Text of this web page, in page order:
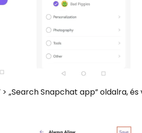
> „Search Snapchat app” oldalra, és